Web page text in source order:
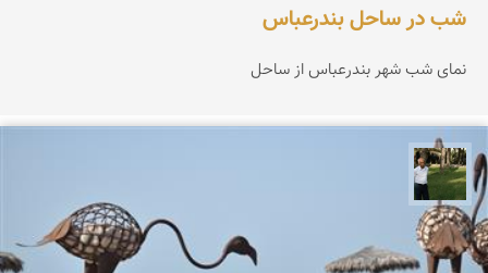
شب در ساحل بندرعباس
نمای شب شهر بندرعباس از ساحل